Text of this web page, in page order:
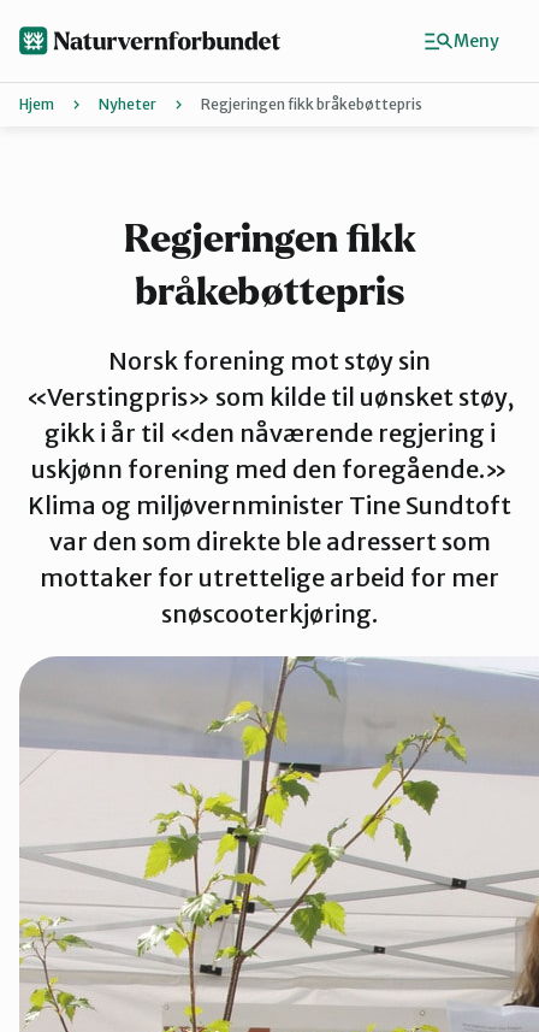
Finn ditt lokallag
Støtt oss
Buskerud
Finnmark
Hordaland
Innlandet
Møre og Romsdal
Oslo og Akershus
Sogn og Fjordane
Trøndelag
Hjem Nyheter Regjeringen fikk bråkebøttepris
Regjeringen fikk
bråkebøttepris
Norsk forening mot støy sin
«Verstingpris» som kilde til uønsket støy,
gikk i år til «den nåværende regjering i
uskjønn forening med den foregående.»
Klima og miljøvernminister Tine Sundtoft
var den som direkte ble adressert som
mottaker for utrettelige arbeid for mer
snøscooterkjøring.